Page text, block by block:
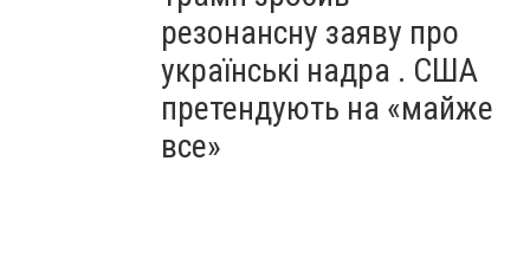
резонансну заяву про
українські надра . США
претендують на «майже
все»